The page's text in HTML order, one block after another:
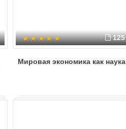
125
Мировая экономика как наука